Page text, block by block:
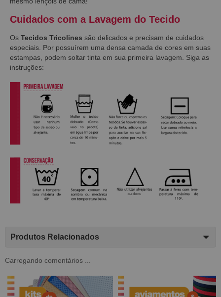
Cuidados com a Lavagem do Tecido
Os Tecidos Tricolines são delicados e precisam de cuidados
especiais. Por possuírem uma densa camada de cores em suas
estampas, podem soltar tinta em sua primeira lavagem. Siga as
instruções:
Produtos Relacionados
Carregando comentários ...